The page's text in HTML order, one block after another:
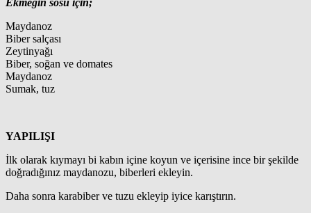
Ekmeğin sosu için;
Maydanoz
Biber salçası
Zeytinyağı
Biber, soğan ve domates
Maydanoz
Sumak, tuz
YAPILIŞI
İlk olarak kıymayı bi kabın içine koyun ve içerisine ince bir şekilde
doğradığınız maydanozu, biberleri ekleyin.
Daha sonra karabiber ve tuzu ekleyip iyice karıştırın.